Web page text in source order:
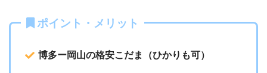
ポイント・メリット
博多ー岡山の格安こだま（ひかりも可）